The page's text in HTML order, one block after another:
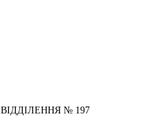
ВІДДІЛЕННЯ № 197